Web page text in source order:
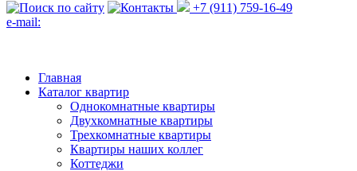
+7 (911) 759-16-49
e-mail:
Главная
Каталог квартир
Однокомнатные квартиры
Двухкомнатные квартиры
Трехкомнатные квартиры
Квартиры наших коллег
Коттеджи